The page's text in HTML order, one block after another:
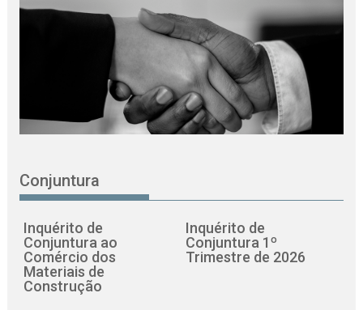
Conjuntura
Inquérito de
Conjuntura ao
Comércio dos
Materiais de
Construção
Inquérito de
Conjuntura 1º
Trimestre de 2026